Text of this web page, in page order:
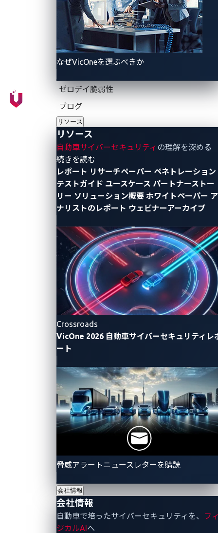
なぜVicOneを選ぶべきか
ゼロデイ脆弱性
ブログ
リソース
リソース
自動車サイバーセキュリティ の理解を深める
続きを読む
レポート リサーチペーパー ペネトレーション
テストガイド ユースケース パートナーストー
リー ソリューション概要 ホワイトペーパー ア
ナリストのレポート ウェビナーアーカイブ
Crossroads
VicOne 2026 自動車サイバーセキュリティレ
ート
脅威アラートニュースレターを購読
会社情報
会社情報
自動車で培ったサイバーセキュリティを、
フ
ジカルAIへ
により、アプリケーション システム オン チップ
がブート プロセスの整合性を検証できず、
システムが改ざんに対して脆弱な状態になりま
CVE-2024-8356：検証IPマイクロコントローラ ユ
コード署名を強制しないため、署名されていない
ファームウェアのインストールが可能になるとい
う、更新パッケージの検証不足です。
以上6つの脆弱性はすべて未修正のまま残っており、
そのほとんどはUSB接続を介して悪用される可能性が
あり、攻撃者はデバイスへのルート レベルのアクセス
が可能になります。このシナリオは、車両のIVIシステ
ムに物理的にアクセスできる人物であれば、これらの
脆弱性を悪用できる可能性があるため、重大なリスク
これらの脆弱性がどのように発見されたかについての
ZDIの関連ブログ記事をお読みください。
DeviceManager iAPにおける
SQLインジェクションの脆弱
ZDIの調査で発見された最初の脆弱性であるCVE-2024-
8355は、Appleデバイスのシリアル番号を処理する際
のデータのサニタイズが不十分であることに起因しま
す。AppleデバイスがIVIシステムに接続されると、そ
のシリアル番号はインターフェイス アクセサリ プロト
コル (iAP) 経由で取得され、適切なサニタイズ処理な
しにSQLクエリで直接使用されるため、インジェクシ
ョン ポイントが作成されます。攻撃者はこの脆弱性を
利用してAppleデバイスを偽装し、iAPシリアル番号を
権限でデータベース操作やコード実行が可能になりま